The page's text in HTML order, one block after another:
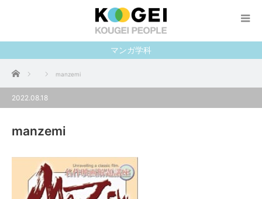
マンガ学科
ホーム manzemi
2022.08.18
manzemi